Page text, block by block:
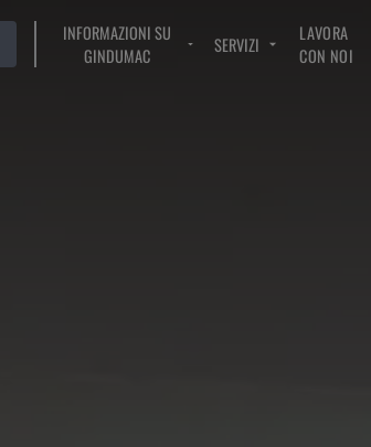
INFORMAZIONI SU
GINDUMAC
SERVIZI
LAVORA
CON NOI